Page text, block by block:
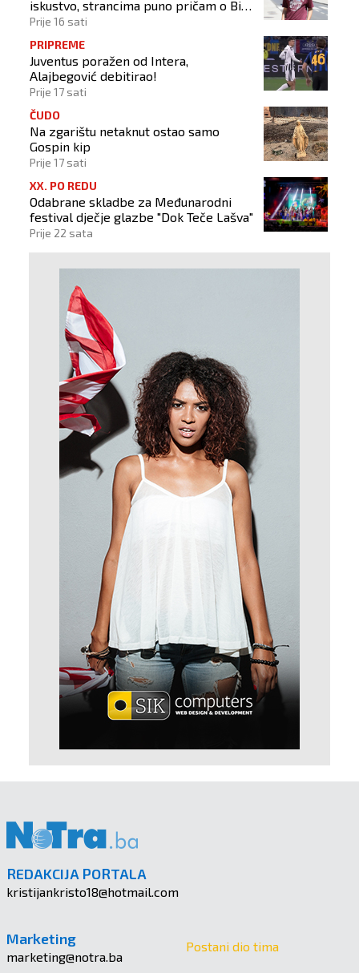
iskustvo, strancima puno pričam o BiH
i Novom Travniku"
Prije 16 sati
PRIPREME
Juventus poražen od Intera,
Alajbegović debitirao!
Prije 17 sati
ČUDO
Na zgarištu netaknut ostao samo
Gospin kip
Prije 17 sati
XX. PO REDU
Odabrane skladbe za Međunarodni
festival dječje glazbe "Dok Teče Lašva"
Prije 22 sata
REDAKCIJA PORTALA
kristijankristo18@hotmail.com
Marketing
marketing@notra.ba
Postani dio tima